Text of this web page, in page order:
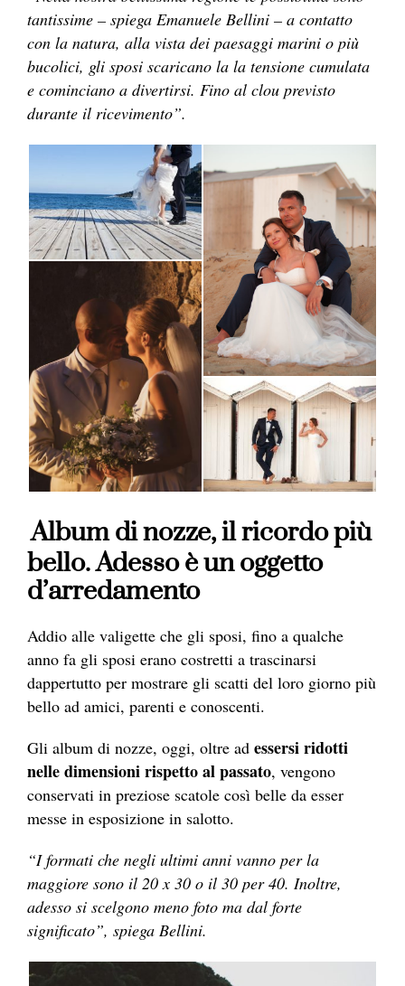
tantissime – spiega Emanuele Bellini – a contatto
con la natura, alla vista dei paesaggi marini o più
bucolici, gli sposi scaricano la la tensione cumulata
e cominciano a divertirsi. Fino al clou previsto
durante il ricevimento”.
Album di nozze, il ricordo più
bello. Adesso è un oggetto
d’arredamento
Addio alle valigette che gli sposi, fino a qualche
anno fa gli sposi erano costretti a trascinarsi
dappertutto per mostrare gli scatti del loro giorno più
bello ad amici, parenti e conoscenti.
Gli album di nozze, oggi, oltre ad essersi ridotti
nelle dimensioni rispetto al passato, vengono
conservati in preziose scatole così belle da esser
messe in esposizione in salotto.
“I formati che negli ultimi anni vanno per la
maggiore sono il 20 x 30 o il 30 per 40. Inoltre,
adesso si scelgono meno foto ma dal forte
significato”, spiega Bellini.